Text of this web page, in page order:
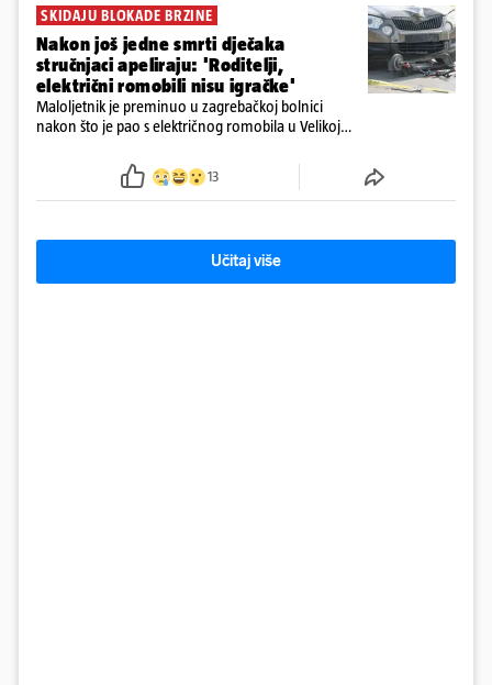
SKIDAJU BLOKADE BRZINE
Nakon još jedne smrti dječaka
stručnjaci apeliraju: 'Roditelji,
električni romobili nisu igračke'
Maloljetnik je preminuo u zagrebačkoj bolnici
nakon što je pao s električnog romobila u Velikoj
13
Učitaj više